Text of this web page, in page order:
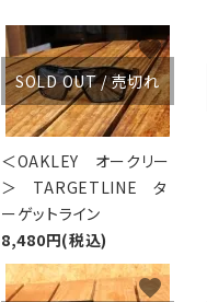
SOLD OUT / 売切れ
＜OAKLEY オークリー
＞ TARGETLINE タ
ーゲットライン
8,480円(税込)
favorite
favorite